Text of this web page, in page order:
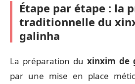
Étape par étape : la
traditionnelle du
galinha
La préparation du xinxim de
par une mise en place